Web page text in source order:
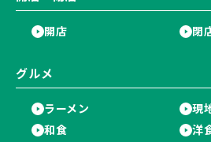
開店 閉
グルメ
ラーメン
現
和食
洋